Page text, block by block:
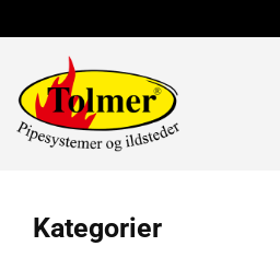
content
Kategorier